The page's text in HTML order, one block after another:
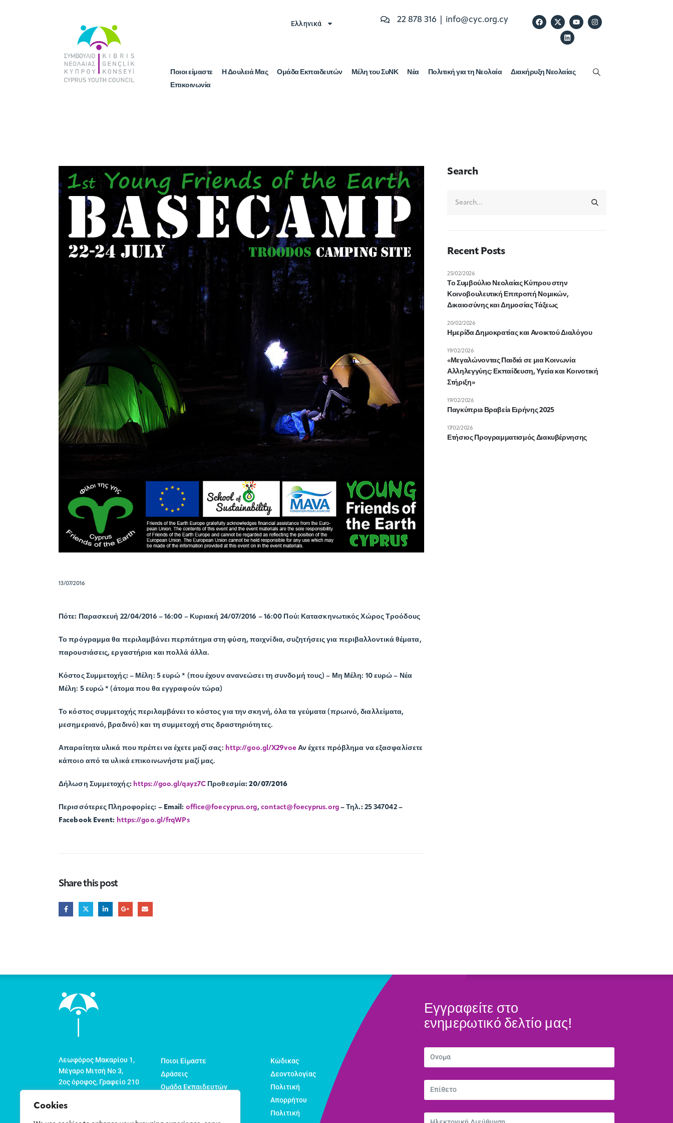
Cookies
Ελληνικά 22 878 316 | info@cyc.org.cy
Ποιοι είμαστε Η Δουλειά Μας Ομάδα Εκπαιδευτών Μέλη του ΣυΝΚ Νέα Πολιτική για τη Νεολαία
Διακήρυξη Νεολαίας
Επικοινωνία
13/07/2016
Πότε: Παρασκευή 22/04/2016 – 16:00 – Κυριακή 24/07/2016 – 16:00 Πού: Κατασκηνωτικός Χώρος Τροόδους
Το πρόγραμμα θα περιλαμβάνει περπάτημα στη φύση, παιχνίδια, συζητήσεις για περιβαλλοντικά θέματα,
παρουσιάσεις, εργαστήρια και πολλά άλλα.
Κόστος Συμμετοχής:– Μέλη: 5 ευρώ * (που έχουν ανανεώσει τη συνδομή τους) – Μη Μέλη: 10 ευρώ – Νέα
Μέλη: 5 ευρώ * (άτομα που θα εγγραφούν τώρα)
Το κόστος συμμετοχής περιλαμβάνει το κόστος για την σκηνή, όλα τα γεύματα (πρωινό, διαλλείματα,
μεσημεριανό, βραδινό) και τη συμμετοχή στις δραστηριότητες.
Απαραίτητα υλικά που πρέπει να έχετε μαζί σας: http://goo.gl/X29voeΑν έχετε πρόβλημα να εξασφαλίσετε
κάποιο από τα υλικά επικοινωνήστε μαζί μας.
Δήλωση Συμμετοχής:https://goo.gl/qayz7C Προθεσμία: 20/07/2016
Περισσότερες Πληροφορίες: – Email: office@foecyprus.org, contact@foecyprus.org – Τηλ.:25 347042 –
Facebook Event: https://goo.gl/frqWPs
Share this post
Search
Recent Posts
Το Συμβούλιο Νεολαίας Κύπρου στην
Κοινοβουλευτική Επιτροπή Νομικών,
Δικαιοσύνης και Δημοσίας Τάξεως
25/02/2026
Ημερίδα Δημοκρατίας και Ανοικτού Διαλόγου
20/02/2026
«Μεγαλώνοντας Παιδιά σε μια Κοινωνία
Αλληλεγγύης: Εκπαίδευση, Υγεία και Κοινοτική
Στήριξη»
19/02/2026
Παγκύπριa Βραβείa Ειρήνης 2025
19/02/2026
Ετήσιος Προγραμματισμός Διακυβέρνησης
17/02/2026
Λεωφόρος Μακαρίου 1,
Μέγαρο Μιτσή Νο 3,
2ος όροφος, Γραφείο 210
Τ.Θ. 22774
1524 Λευκωσία
Ποιοι Είμαστε
Δράσεις
Ομάδα Εκπαιδευτών
Κώδικας
Δεοντολογίας
Πολιτική
Απορρήτου
Πολιτική
Εγγραφείτε στο
ενημερωτικό δελτίο μας!